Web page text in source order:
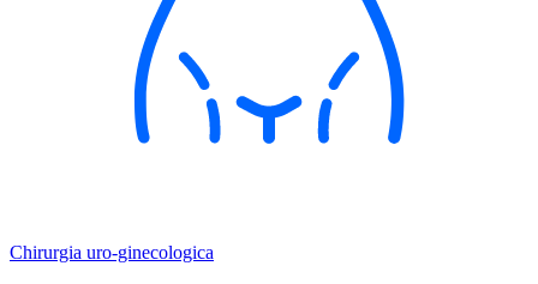
Chirurgia uro-ginecologica